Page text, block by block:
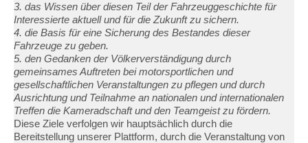
3. das Wissen über diesen Teil der Fahrzeuggeschichte für
Interessierte aktuell und für die Zukunft zu sichern.
4. die Basis für eine Sicherung des Bestandes dieser
Fahrzeuge zu geben.
5. den Gedanken der Völkerverständigung durch
gemeinsames Auftreten bei motorsportlichen und
gesellschaftlichen Veranstaltungen zu pflegen und durch
Ausrichtung und Teilnahme an nationalen und internationalen
Treffen die Kameradschaft und den Teamgeist zu fördern.
Diese Ziele verfolgen wir hauptsächlich durch die
Bereitstellung unserer Plattform, durch die Veranstaltung von